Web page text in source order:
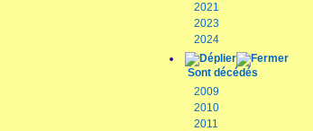
2021
2023
2024
Sont décédés
2009
2010
2011